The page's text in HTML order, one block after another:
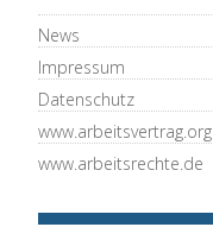
News
Impressum
Datenschutz
www.arbeitsvertrag.org
www.arbeitsrechte.de